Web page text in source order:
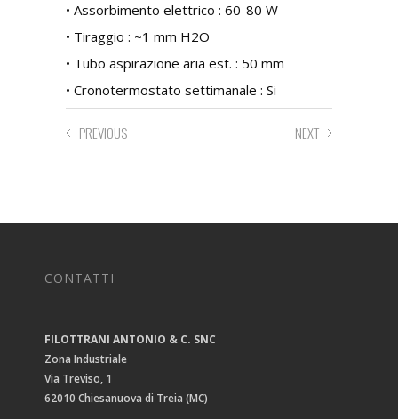
• Assorbimento elettrico : 60-80 W
• Tiraggio : ~1 mm H2O
• Tubo aspirazione aria est. : 50 mm
• Cronotermostato settimanale : Si
PREVIOUS NEXT
CONTATTI
FILOTTRANI ANTONIO & C. SNC
Zona Industriale
Via Treviso, 1
62010 Chiesanuova di Treia (MC)